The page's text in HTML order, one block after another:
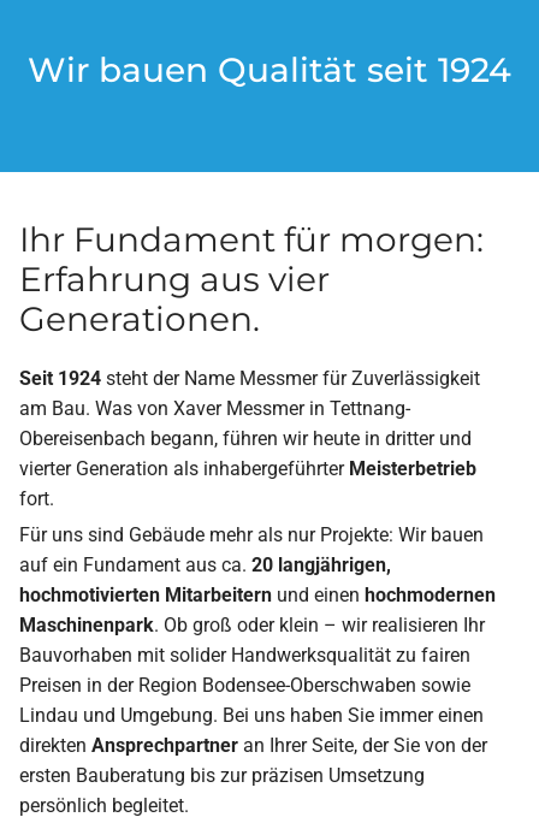
Wir bauen Qualität seit 1924
Ihr Fundament für morgen:
Erfahrung aus vier
Generationen.
Seit 1924 steht der Name Messmer für Zuverlässigkeit
am Bau. Was von Xaver Messmer in Tettnang-
Obereisenbach begann, führen wir heute in dritter und
vierter Generation als inhabergeführter Meisterbetrieb
fort.
Für uns sind Gebäude mehr als nur Projekte: Wir bauen
auf ein Fundament aus ca. 20 langjährigen,
hochmotivierten Mitarbeitern und einen hochmodernen
Maschinenpark. Ob groß oder klein – wir realisieren Ihr
Bauvorhaben mit solider Handwerksqualität zu fairen
Preisen in der Region Bodensee-Oberschwaben sowie
Lindau und Umgebung. Bei uns haben Sie immer einen
direkten Ansprechpartner an Ihrer Seite, der Sie von der
ersten Bauberatung bis zur präzisen Umsetzung
persönlich begleitet.